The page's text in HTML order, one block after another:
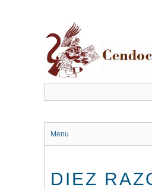
Menu
DIEZ